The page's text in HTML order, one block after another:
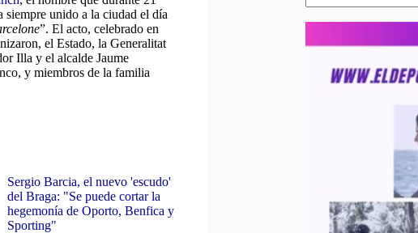
unido a la ciudad el día
”. El acto, celebrado en
el Estado, la Generalitat
Illa y el alcalde Jaume
y miembros de la familia
Sergio Barcia, el nuevo 'escudo'
del Braga: "Se puede cortar la
hegemonía de Oporto, Benfica y
Sporting"